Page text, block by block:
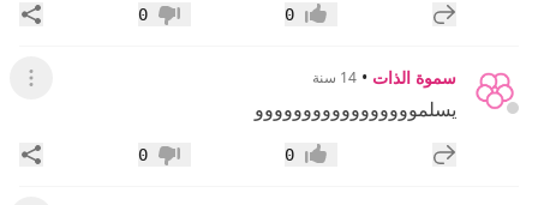
إضافة رد جديد إعجاب0 عدم إعجاب
0
سموة الذات • 14 سنة عرض
يسلمووووووووووووووووو
إضافة رد جديد إعجاب0 عدم إعجاب
0